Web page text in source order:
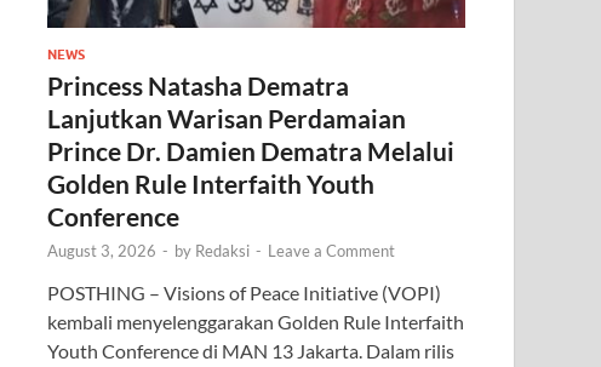
NEWS
Princess Natasha Dematra
Lanjutkan Warisan Perdamaian
Prince Dr. Damien Dematra Melalui
Golden Rule Interfaith Youth
Conference
August 3, 2026 - by Redaksi - Leave a Comment
POSTHING – Visions of Peace Initiative (VOPI)
kembali menyelenggarakan Golden Rule Interfaith
Youth Conference di MAN 13 Jakarta. Dalam rilis